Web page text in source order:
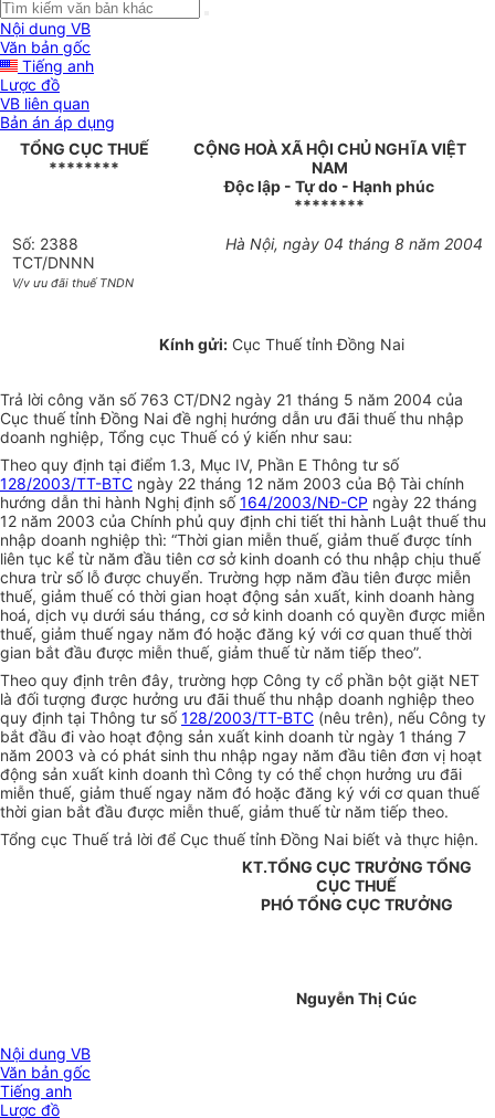
Nội dung VB
Văn bản gốc
Tiếng anh
Lược đồ
VB liên quan
Bản án áp dụng
TỔNG CỤC THUẾ
********
CỘNG HOÀ XÃ HỘI CHỦ NGHĨA VIỆT
NAM
Độc lập - Tự do - Hạnh phúc
********
Số: 2388
TCT/DNNN
V/v ưu đãi thuế TNDN
Hà Nội, ngày 04 tháng 8 năm 2004
Kính gửi:Cục Thuế tỉnh Đồng Nai
Trả lời công văn số 763 CT/DN2 ngày 21 tháng 5 năm 2004 của
Cục thuế tỉnh Đồng Nai đề nghị hướng dẫn ưu đãi thuế thu nhập
doanh nghiệp, Tổng cục Thuế có ý kiến như sau:
Theo quy định tại điểm 1.3, Mục IV, Phần E Thông tư số
128/2003/TT-BTC ngày 22 tháng 12 năm 2003 của Bộ Tài chính
hướng dẫn thi hành Nghị định số164/2003/NĐ-CP ngày 22 tháng
12 năm 2003 của Chính phủ quy định chi tiết thi hành Luật thuế thu
nhập doanh nghiệp thì: “Thời gian miễn thuế, giảm thuế được tính
liên tục kể từ năm đầu tiên cơ sở kinh doanh có thu nhập chịu thuế
chưa trừ số lỗ được chuyển. Trường hợp năm đầu tiên được miễn
thuế, giảm thuế có thời gian hoạt động sản xuất, kinh doanh hàng
hoá, dịch vụ dưới sáu tháng, cơ sở kinh doanh có quyền được miễn
thuế, giảm thuế ngay năm đó hoặc đăng ký với cơ quan thuế thời
gian bắt đầu được miễn thuế, giảm thuế từ năm tiếp theo”.
Theo quy định trên đây, trường hợp Công ty cổ phần bột giặt NET
là đối tượng được hưởng ưu đãi thuế thu nhập doanh nghiệp theo
quy định tại Thông tư số128/2003/TT-BTC (nêu trên), nếu Công ty
bắt đầu đi vào hoạt động sản xuất kinh doanh từ ngày 1 tháng 7
năm 2003 và có phát sinh thu nhập ngay năm đầu tiên đơn vị hoạt
động sản xuất kinh doanh thì Công ty có thể chọn hưởng ưu đãi
miễn thuế, giảm thuế ngay năm đó hoặc đăng ký với cơ quan thuế
thời gian bắt đầu được miễn thuế, giảm thuế từ năm tiếp theo.
Tổng cục Thuế trả lời để Cục thuế tỉnh Đồng Nai biết và thực hiện.
KT.TỔNG CỤC TRƯỞNG TỔNG
CỤC THUẾ
PHÓ TỔNG CỤC TRƯỞNG
Nguyễn Thị Cúc
Nội dung VB
Văn bản gốc
Tiếng anh
Lược đồ